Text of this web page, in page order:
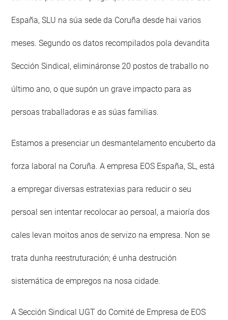
España, SLU na súa sede da Coruña desde hai varios
meses. Segundo os datos recompilados pola devandita
Sección Sindical, elimináronse 20 postos de traballo no
último ano, o que supón un grave impacto para as
persoas traballadoras e as súas familias.
Estamos a presenciar un desmantelamento encuberto da
forza laboral na Coruña. A empresa EOS España, SL, está
a empregar diversas estratexias para reducir o seu
persoal sen intentar recolocar ao persoal, a maioría dos
cales levan moitos anos de servizo na empresa. Non se
trata dunha reestruturación; é unha destrución
sistemática de empregos na nosa cidade.
A Sección Sindical UGT do Comité de Empresa de EOS